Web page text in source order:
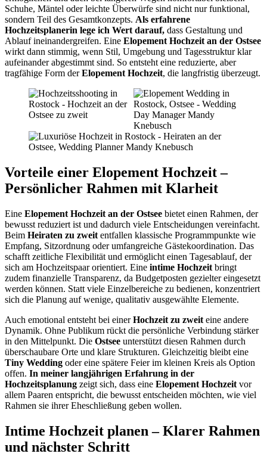
Schuhe, Mäntel oder leichte Überwürfe sind nicht nur funktional,
sondern Teil des Gesamtkonzepts. Als erfahrene
Hochzeitsplanerin lege ich Wert darauf, dass Gestaltung und
Ablauf ineinandergreifen. Eine Elopement Hochzeit an der Ostsee
wirkt dann stimmig, wenn Stil, Umgebung und Tagesstruktur klar
aufeinander abgestimmt sind. So entsteht eine reduzierte, aber
tragfähige Form derElopement Hochzeit, die langfristig überzeugt.
Vorteile einer Elopement Hochzeit –
Persönlicher Rahmen mit Klarheit
Eine Elopement Hochzeit an der Ostsee bietet einen Rahmen, der
bewusst reduziert ist und dadurch viele Entscheidungen vereinfacht.
Beim Heiraten zu zweit entfallen klassische Programmpunkte wie
Empfang, Sitzordnung oder umfangreiche Gästekoordination. Das
schafft zeitliche Flexibilität und ermöglicht einen Tagesablauf, der
sich am Hochzeitspaar orientiert. Eine intime Hochzeit bringt
zudem finanzielle Transparenz, da Budgetposten gezielter eingesetzt
werden können. Statt viele Einzelbereiche zu bedienen, konzentriert
sich die Planung auf wenige, qualitativ ausgewählte Elemente.
Auch emotional entsteht bei einerHochzeit zu zweit eine andere
Dynamik. Ohne Publikum rückt die persönliche Verbindung stärker
in den Mittelpunkt. Die Ostsee unterstützt diesen Rahmen durch
überschaubare Orte und klare Strukturen. Gleichzeitig bleibt eine
Tiny Wedding oder eine spätere Feier im kleinen Kreis als Option
offen. In meiner langjährigen Erfahrung in der
Hochzeitsplanung zeigt sich, dass eine Elopement Hochzeit vor
allem Paaren entspricht, die bewusst entscheiden möchten, wie viel
Rahmen sie ihrer Eheschließung geben wollen.
Intime Hochzeit planen – Klarer Rahmen
und nächster Schritt